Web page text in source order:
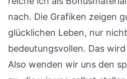
nach. Die Grafiken zeigen
glücklichen Leben, nur
bedeutungsvollen. Das
Also wenden wir uns den